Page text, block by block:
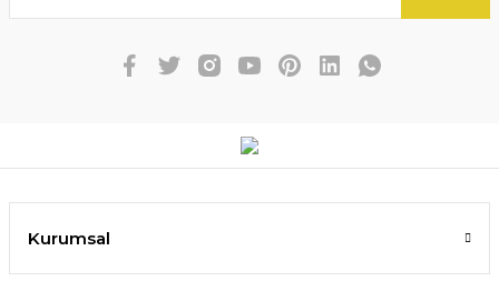
Kurumsal